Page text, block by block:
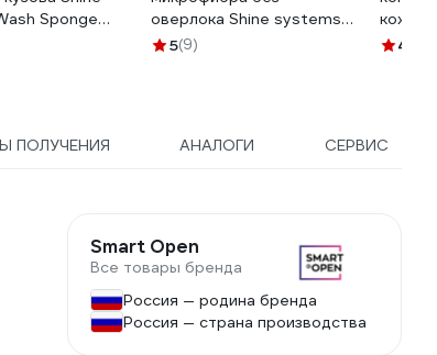
Sponge
SS819
оверлока Shine systems
edgeless 40x40 см, 400
5(9)
кожи и
4.8
ПОЛУЧЕНИЯ АНАЛОГИ СЕРВИС
Smart Open
Все товары бренда
Россия — родина бренда
Россия — страна производства